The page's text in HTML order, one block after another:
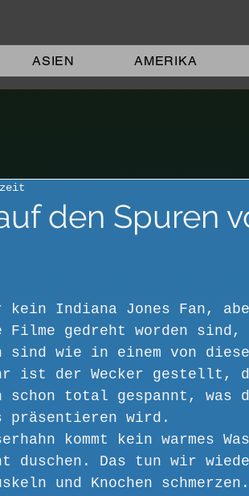
ASIEN AMERIKA
den Spuren
Indiana Jones Fan,
Filme gedreht worden
sind wie in einem von
ist der Wecker gestellt,
schon total gespannt, was
präsentieren wird.
kommt kein warmes
duschen. Das tun wir
und Knochen schmerzen.